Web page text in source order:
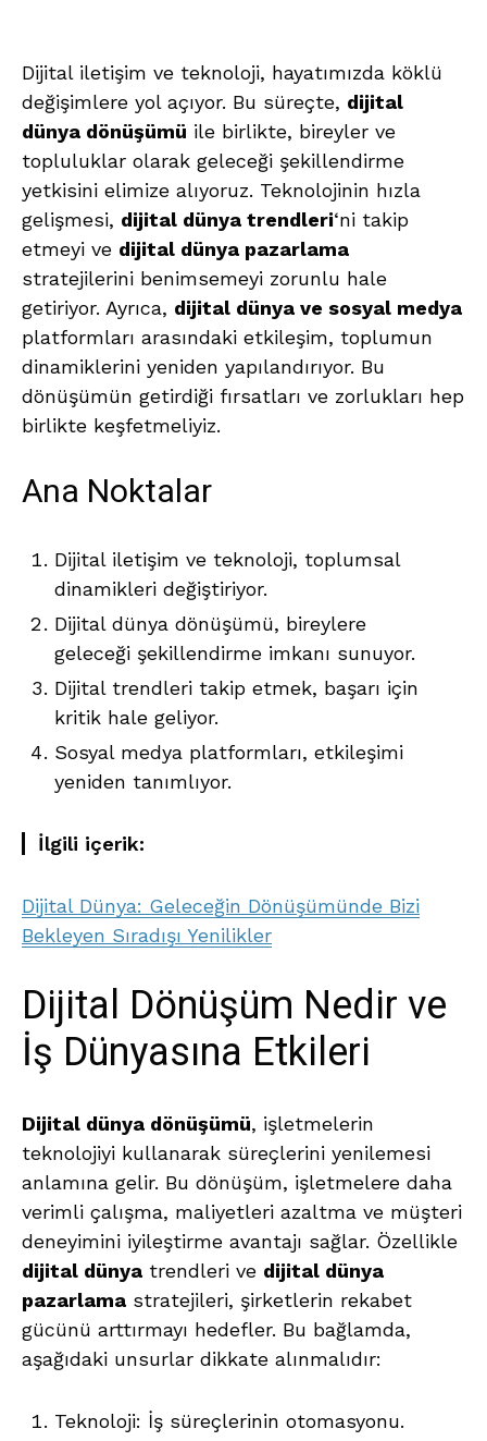
Dijital iletişim ve teknoloji, hayatımızda köklü
değişimlere yol açıyor. Bu süreçte, dijital
dünya dönüşümü ile birlikte, bireyler ve
topluluklar olarak geleceği şekillendirme
yetkisini elimize alıyoruz. Teknolojinin hızla
gelişmesi, dijital dünya trendleri‘ni takip
etmeyi ve dijital dünya pazarlama
stratejilerini benimsemeyi zorunlu hale
getiriyor. Ayrıca, dijital dünya ve sosyal medya
platformları arasındaki etkileşim, toplumun
dinamiklerini yeniden yapılandırıyor. Bu
dönüşümün getirdiği fırsatları ve zorlukları hep
birlikte keşfetmeliyiz.
Ana Noktalar
Dijital iletişim ve teknoloji, toplumsal
dinamikleri değiştiriyor.
Dijital dünya dönüşümü, bireylere
geleceği şekillendirme imkanı sunuyor.
Dijital trendleri takip etmek, başarı için
kritik hale geliyor.
Sosyal medya platformları, etkileşimi
yeniden tanımlıyor.
İlgili içerik:
Dijital Dünya: Geleceğin Dönüşümünde Bizi
Bekleyen Sıradışı Yenilikler
Dijital Dönüşüm Nedir ve
İş Dünyasına Etkileri
Dijital dünya dönüşümü, işletmelerin
teknolojiyi kullanarak süreçlerini yenilemesi
anlamına gelir. Bu dönüşüm, işletmelere daha
verimli çalışma, maliyetleri azaltma ve müşteri
deneyimini iyileştirme avantajı sağlar. Özellikle
dijital dünya trendleri ve dijital dünya
pazarlama stratejileri, şirketlerin rekabet
gücünü arttırmayı hedefler. Bu bağlamda,
aşağıdaki unsurlar dikkate alınmalıdır:
Teknoloji: İş süreçlerinin otomasyonu.